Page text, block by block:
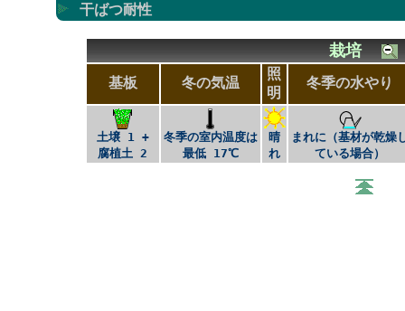
干ばつ耐性
栽培
基板 冬の気温
照
明
冬季の水やり
土壌 1 +
腐植土 2
冬季の室内温度は
最低 17℃
晴
れ
まれに（基材が乾燥
ている場合）